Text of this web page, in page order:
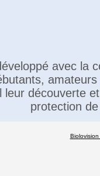
avec la
découverte
protection
Biolovision